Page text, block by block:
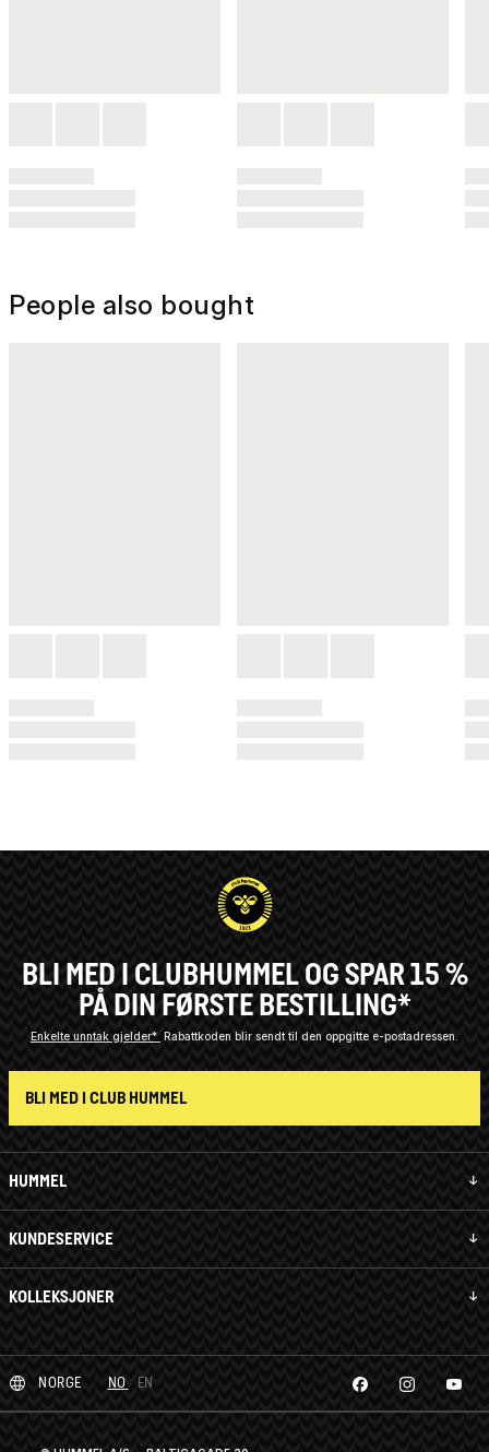
People also bought
HUMMEL
KUNDESERVICE
KOLLEKSJONER
BLI MED I CLUBHUMMEL OG SPAR 15 %
PÅ DIN FØRSTE BESTILLING*
Enkelte unntak gjelder* Rabattkoden blir sendt til den oppgitte e-postadressen.
BLI MED I CLUB HUMMEL
NORGE NO EN